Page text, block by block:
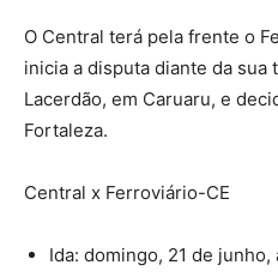
O Central terá pela frente o
inicia a disputa diante da sua
Lacerdão, em Caruaru, e
Fortaleza.
Central x Ferroviário-CE
Ida: domingo, 21 de junho,